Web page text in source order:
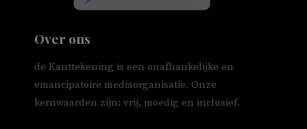
Over ons
de Kanttekening is een onafhankelijke en
emancipatoire mediaorganisatie. Onze
kernwaarden zijn: vrij, moedig en inclusief.